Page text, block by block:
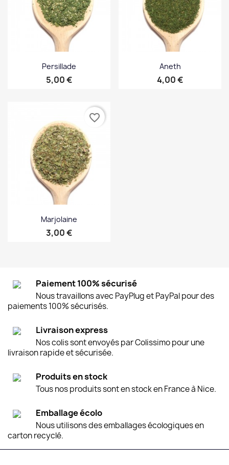
Persillade
Prix
5,00 €
Aneth
Prix
4,00 €
Marjolaine
Prix
3,00 €
favorite_border
Paiement 100% sécurisé
Nous travaillons avec PayPlug et PayPal pour des
paiements 100% sécurisés.
Livraison express
Nos colis sont envoyés par Colissimo pour une
livraison rapide et sécurisée.
Produits en stock
Tous nos produits sont en stock en France à Nice.
Emballage écolo
Nous utilisons des emballages écologiques en
carton recyclé.